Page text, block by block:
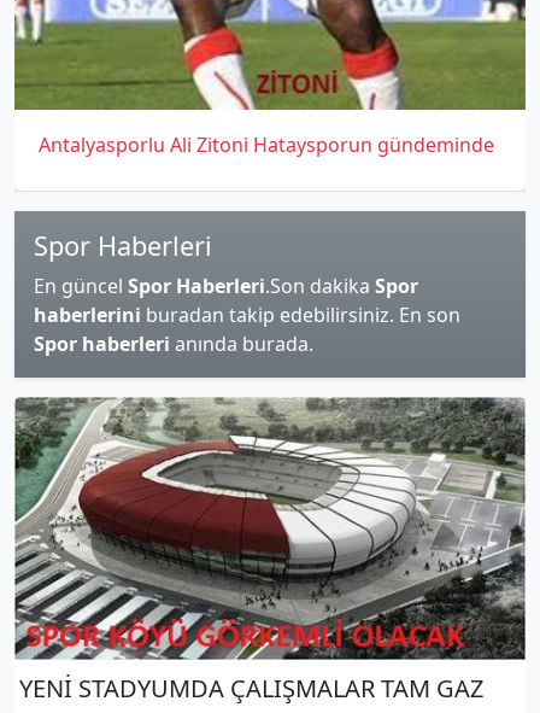
Antalyasporlu Ali Zitoni Hataysporun gündeminde
Spor Haberleri
En güncel Spor Haberleri.Son dakika Spor
haberlerini buradan takip edebilirsiniz. En son
Spor haberleri anında burada.
YENİ STADYUMDA ÇALIŞMALAR TAM GAZ